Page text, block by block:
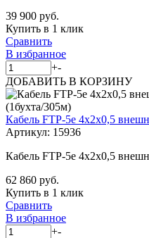
39 900 руб.
Купить в 1 клик
Сравнить
В избранное
+-
ДОБАВИТЬ В КОРЗИНУ
Кабель FTP-5е 4х2х0,5
Артикул: 15936
Кабель FTP-5е 4х2х0,5
62 860 руб.
Купить в 1 клик
Сравнить
В избранное
+-